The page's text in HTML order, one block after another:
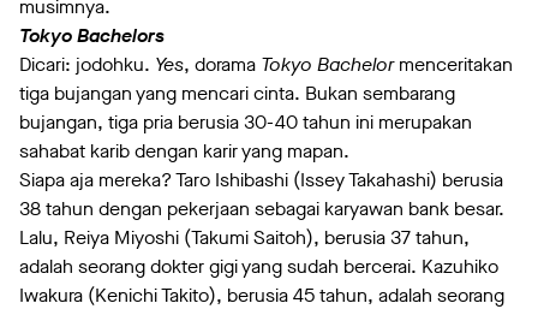
musimnya.
Tokyo Bachelors
Dicari: jodohku. Yes, dorama Tokyo Bachelormenceritakan
tiga bujangan yang mencari cinta. Bukan sembarang
bujangan, tiga pria berusia 30-40 tahun ini merupakan
sahabat karib dengan karir yang mapan.
Siapa aja mereka? Taro Ishibashi (Issey Takahashi) berusia
38 tahun dengan pekerjaan sebagai karyawan bank besar.
Lalu, Reiya Miyoshi (Takumi Saitoh), berusia 37 tahun,
adalah seorang dokter gigi yang sudah bercerai. Kazuhiko
Iwakura (Kenichi Takito), berusia 45 tahun, adalah seorang